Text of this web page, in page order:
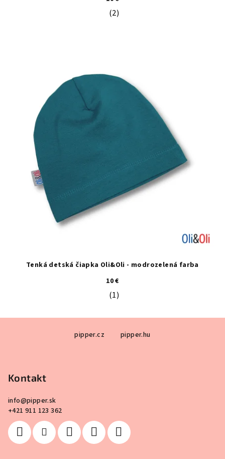
Priemerné hodnotenie produktu
(2)
Tenká detská čiapka Oli&Oli - modrozelená farba
10 €
Priemerné hodnotenie produktu
(1)
pipper.cz pipper.hu
Kontakt
info@pipper.sk
+421 911 123 362